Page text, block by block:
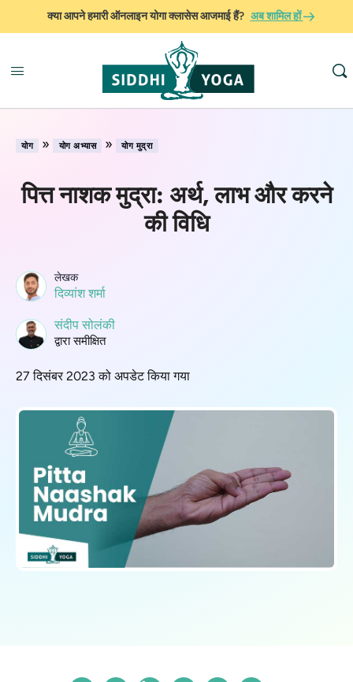
क्या आपने हमारी ऑनलाइन योगा क्लासेस आजमाई हैं? अब शामिल हों
योग » योग अभ्यास » योग मुद्रा
पित्त नाशक मुद्रा: अर्थ, लाभ और करने
की विधि
लेखक
दिव्यांश शर्मा
संदीप सोलंकी
द्वारा समीक्षित
27 दिसंबर 2023 को अपडेट किया गया